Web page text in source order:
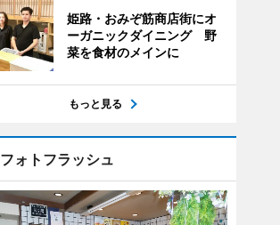
姫路・おみぞ筋商店街にオ
ーガニックダイニング 野
菜を食材のメインに
もっと見る
フォトフラッシュ